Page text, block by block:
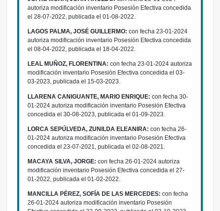
autoriza modificación inventario Posesión Efectiva concedida
el 28-07-2022, publicada el 01-08-2022.
LAGOS PALMA, JOSÉ GUILLERMO: con fecha 23-01-2024
autoriza modificación inventario Posesión Efectiva concedida
el 08-04-2022, publicada el 18-04-2022.
LEAL MUÑOZ, FLORENTINA: con fecha 23-01-2024 autoriza
modificación inventario Posesión Efectiva concedida el 03-
03-2023, publicada el 15-03-2023.
LLARENA CANIGUANTE, MARIO ENRIQUE: con fecha 30-
01-2024 autoriza modificación inventario Posesión Efectiva
concedida el 30-08-2023, publicada el 01-09-2023.
LORCA SEPÚLVEDA, ZUNILDA ELEANIRA: con fecha 26-
01-2024 autoriza modificación inventario Posesión Efectiva
concedida el 23-07-2021, publicada el 02-08-2021.
MACAYA SILVA, JORGE: con fecha 26-01-2024 autoriza
modificación inventario Posesión Efectiva concedida el 27-
01-2022, publicada el 01-02-2022.
MANCILLA PÉREZ, SOFÍA DE LAS MERCEDES: con fecha
26-01-2024 autoriza modificación inventario Posesión